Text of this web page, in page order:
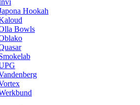
Hookah
Bowls